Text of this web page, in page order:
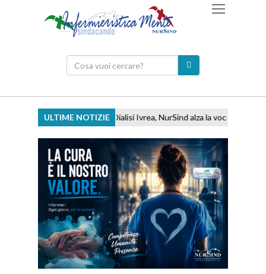
ULTIME NOTIZIEDialisi Ivrea, NurSind alza la voce: ''Basta